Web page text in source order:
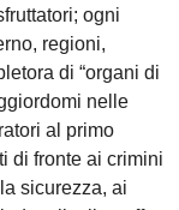
ogni
regioni,
di “organi di
nelle
al primo
di fronte ai crimini
sicurezza, ai